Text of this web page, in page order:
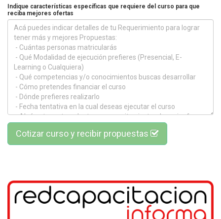
Indique características específicas que requiere del curso para que
reciba mejores ofertas
Cotizar curso y recibir propuestas